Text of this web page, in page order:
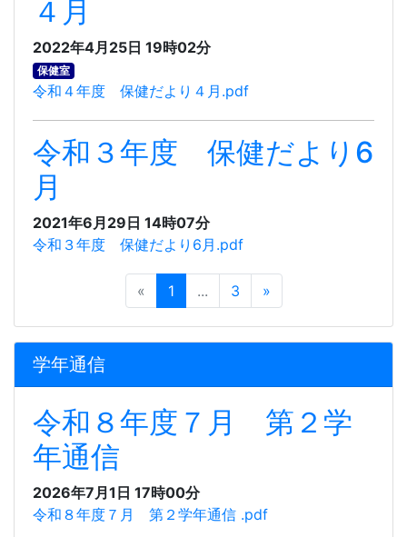
４月
2022年4月25日 19時02分
保健室
令和４年度 保健だより４月.pdf
令和３年度 保健だより6
月
2021年6月29日 14時07分
令和３年度 保健だより6月.pdf
« 1 ... 3 »
学年通信
令和８年度７月 第２学
年通信
2026年7月1日 17時00分
令和８年度７月 第２学年通信 .pdf